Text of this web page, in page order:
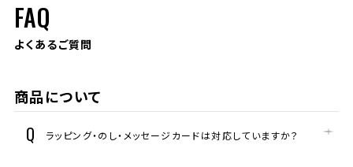
FAQ
よくあるご質問
商品について
ラッピング・のし・メッセージカードは対応していますか？